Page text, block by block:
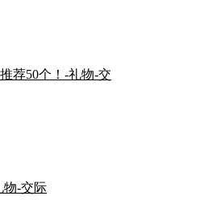
荐50个！-礼物-交
物-交际